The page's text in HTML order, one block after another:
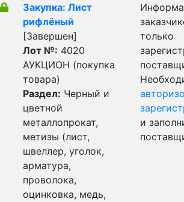
Закупка: Лист
рифлёный
[Завершен]
Лот №: 4020
АУКЦИОН (покупка
товара)
Раздел: Черный и
цветной
металлопрокат,
метизы (лист,
швеллер, уголок,
арматура,
проволока,
оцинковка, медь,
только
и